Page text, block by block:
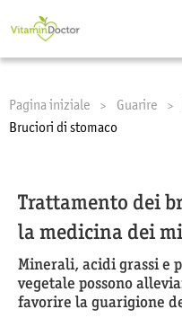
Pagina iniziale Guarire
Current:
Bruciori di stomaco
Trattamento dei
la medicina dei
Minerali, acidi grassi e
vegetale possono
favorire la guarigione